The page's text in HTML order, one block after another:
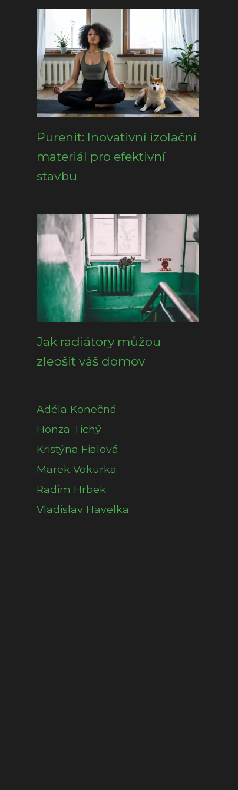
Purenit: Inovativní izolační
materiál pro efektivní
stavbu
Jak radiátory můžou
zlepšit váš domov
Adéla Konečná
Honza Tichý
Kristýna Fialová
Marek Vokurka
Radim Hrbek
Vladislav Havelka